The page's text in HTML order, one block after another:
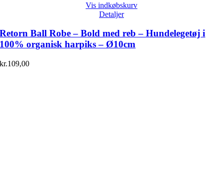
Vis indkøbskurv
Detaljer
Retorn Ball Robe – Bold med reb – Hundelegetøj i
100% organisk harpiks – Ø10cm
kr.109,00